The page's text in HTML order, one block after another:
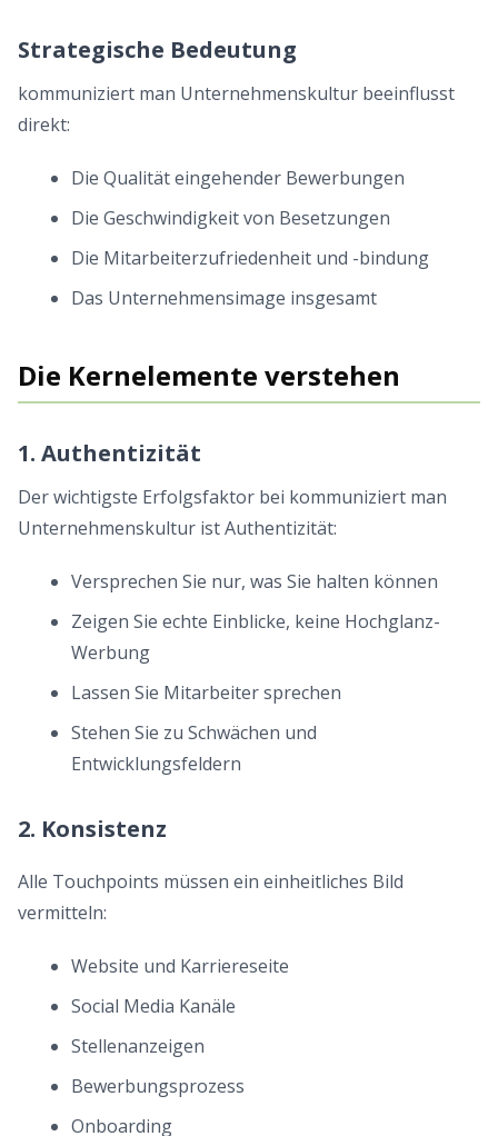
Strategische Bedeutung
kommuniziert man Unternehmenskultur beeinflusst
direkt:
Die Qualität eingehender Bewerbungen
Die Geschwindigkeit von Besetzungen
Die Mitarbeiterzufriedenheit und -bindung
Das Unternehmensimage insgesamt
Die Kernelemente verstehen
1. Authentizität
Der wichtigste Erfolgsfaktor bei kommuniziert man
Unternehmenskultur ist Authentizität:
Versprechen Sie nur, was Sie halten können
Zeigen Sie echte Einblicke, keine Hochglanz-
Werbung
Lassen Sie Mitarbeiter sprechen
Stehen Sie zu Schwächen und
Entwicklungsfeldern
2. Konsistenz
Alle Touchpoints müssen ein einheitliches Bild
vermitteln:
Website und Karriereseite
Social Media Kanäle
Stellenanzeigen
Bewerbungsprozess
Onboarding